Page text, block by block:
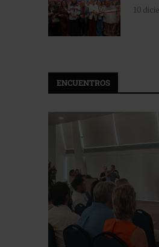
10
ENCUENTROS